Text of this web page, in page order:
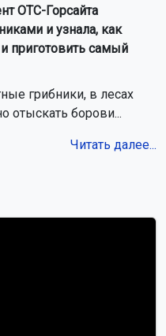
ОТС-Горсайта
и узнала, как
приготовить самый
грибники, в лесах
отыскать борови...
Читать далее...